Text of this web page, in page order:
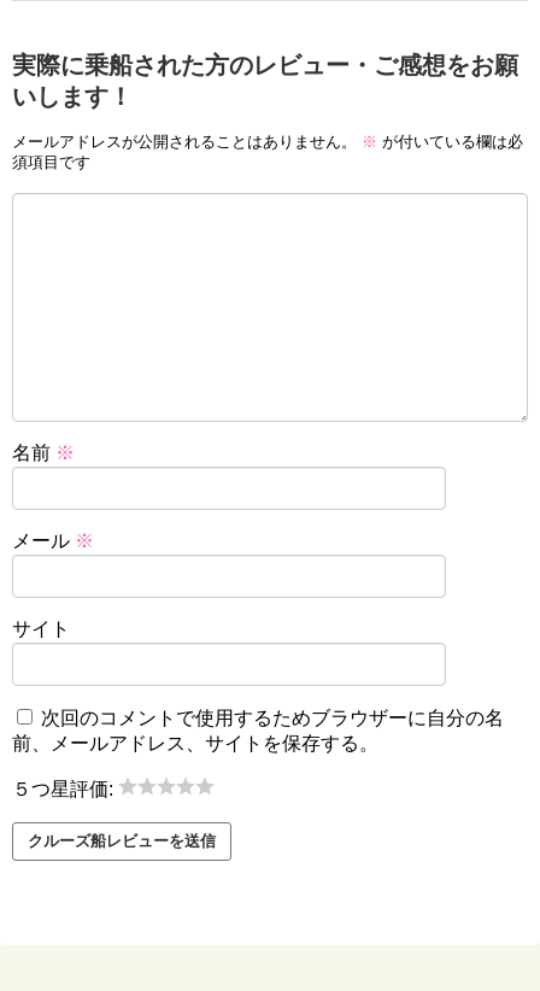
実際に乗船された方のレビュー・ご感想をお願
いします！
メールアドレスが公開されることはありません。 ※ が付いている欄は必
須項目です
名前 ※
メール ※
サイト
次回のコメントで使用するためブラウザーに自分の名
前、メールアドレス、サイトを保存する。
５つ星評価: